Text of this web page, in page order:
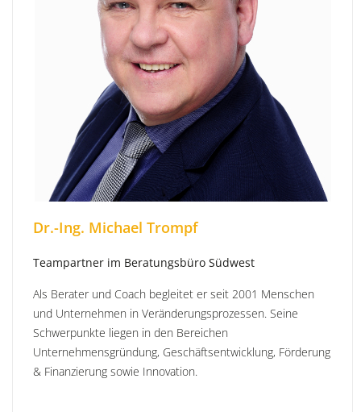
Dr.-Ing. Michael Trompf
Teampartner im Beratungsbüro Südwest
Als Berater und Coach begleitet er seit 2001 Menschen
und Unternehmen in Veränderungsprozessen. Seine
Schwerpunkte liegen in den Bereichen
Unternehmensgründung, Geschäftsentwicklung, Förderung
& Finanzierung sowie Innovation.